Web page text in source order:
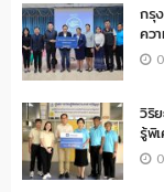
กรุ
คว
วิริ
รู้พิ